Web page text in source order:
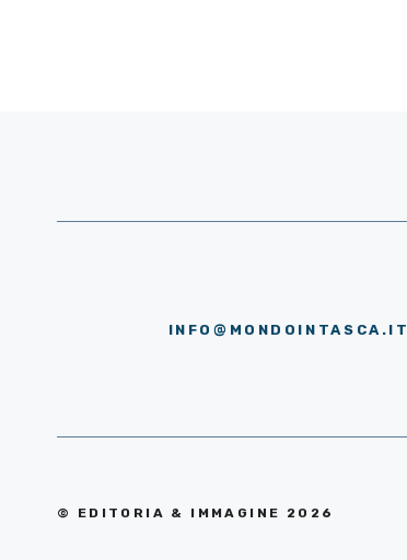
INFO@MONDOINTASCA.IT
© EDITORIA & IMMAGINE 2026